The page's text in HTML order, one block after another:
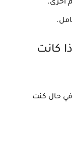
أخرى.
كانت
حال كنت